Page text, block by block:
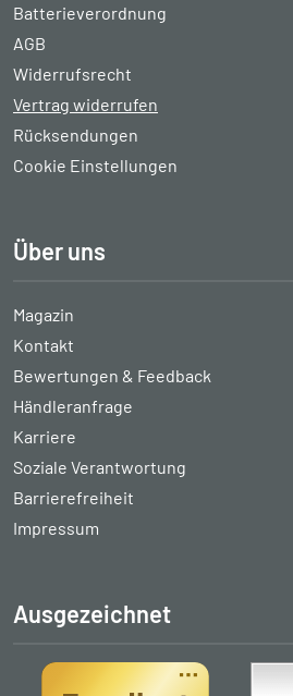
Batterieverordnung
AGB
Widerrufsrecht
Vertrag widerrufen
Rücksendungen
Cookie Einstellungen
Über uns
Magazin
Kontakt
Bewertungen & Feedback
Händleranfrage
Karriere
Soziale Verantwortung
Barrierefreiheit
Impressum
Ausgezeichnet